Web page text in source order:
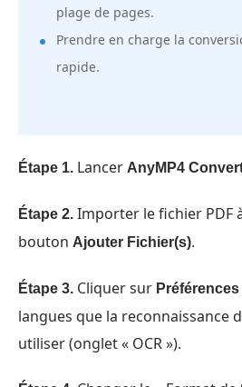
plage de pages.
Prendre en charge la
rapide.
Étape 1. Lancer AnyMP4
Étape 2. Importer le fichier PDF
bouton Ajouter Fichier(s).
Étape 3. Cliquer sur Préférences
langues que la reconnaissance
utiliser (onglet « OCR »).